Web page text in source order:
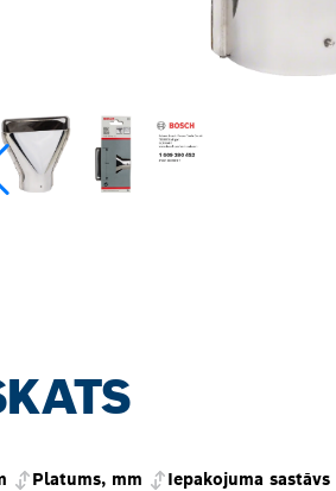
Platums, mm Iepakojuma sastāvs